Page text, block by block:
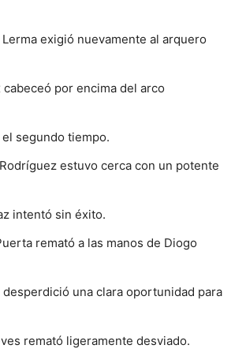
Lerma exigió nuevamente al arquero
cabeceó por encima del arco
el segundo tiempo.
estuvo cerca con un potente
intentó sin éxito.
remató a las manos de Diogo
desperdició una clara oportunidad para
remató ligeramente desviado.